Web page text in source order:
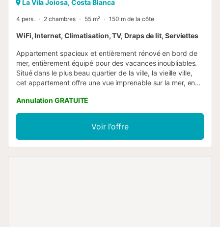
La Vila Joiosa, Costa Blanca
4 pers. 2 chambres 55 m² 150 m de la côte
WiFi, Internet, Climatisation, TV, Draps de lit, Serviettes
Appartement spacieux et entièrement rénové en bord de
mer, entièrement équipé pour des vacances inoubliables.
Situé dans le plus beau quartier de la ville, la vieille ville,
cet appartement offre une vue imprenable sur la mer, en
du bâtiment : l'une avec un lit double et l'autre,
recommandée pour les enfants, équipée de lits
superposés, plus petits qu'un lit standard. Cuisine
entièrement équipée avec ustensiles de base, lave-linge,
four, cafetière et réfrigérateur. Salon avec télévision
Annulation GRATUITE
Voir l’offre